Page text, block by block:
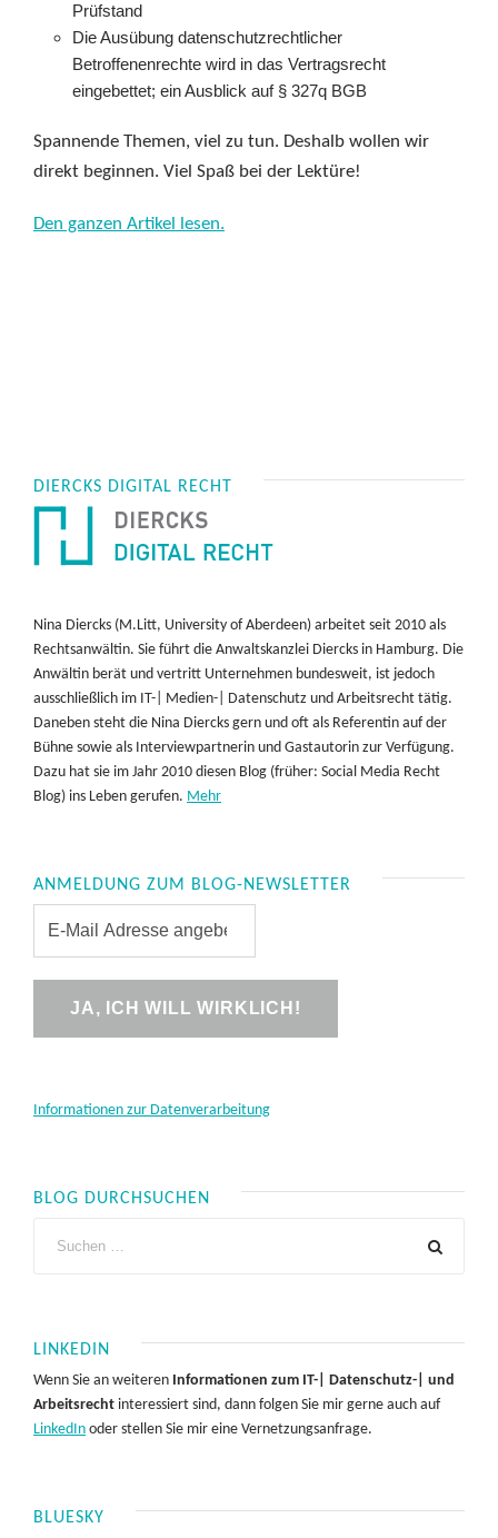
Prüfstand
Die Ausübung datenschutzrechtlicher
Betroffenenrechte wird in das Vertragsrecht
eingebettet; ein Ausblick auf § 327q BGB
Spannende Themen, viel zu tun. Deshalb wollen wir
direkt beginnen. Viel Spaß bei der Lektüre!
Den ganzen Artikel lesen.
DIERCKS DIGITAL RECHT
Nina Diercks (M.Litt, University of Aberdeen) arbeitet seit 2010 als
Rechtsanwältin. Sie führt die Anwaltskanzlei Diercks in Hamburg. Die
Anwältin berät und vertritt Unternehmen bundesweit, ist jedoch
ausschließlich im IT-| Medien-| Datenschutz und Arbeitsrecht tätig.
Daneben steht die Nina Diercks gern und oft als Referentin auf der
Bühne sowie als Interviewpartnerin und Gastautorin zur Verfügung.
Dazu hat sie im Jahr 2010 diesen Blog (früher: Social Media Recht
Blog) ins Leben gerufen. Mehr
ANMELDUNG ZUM BLOG-NEWSLETTER
Informationen zur Datenverarbeitung
BLOG DURCHSUCHEN
LINKEDIN
Wenn Sie an weiteren Informationen zum IT-| Datenschutz-| und
Arbeitsrecht interessiert sind, dann folgen Sie mir gerne auch auf
LinkedIn oder stellen Sie mir eine Vernetzungsanfrage.
BLUESKY